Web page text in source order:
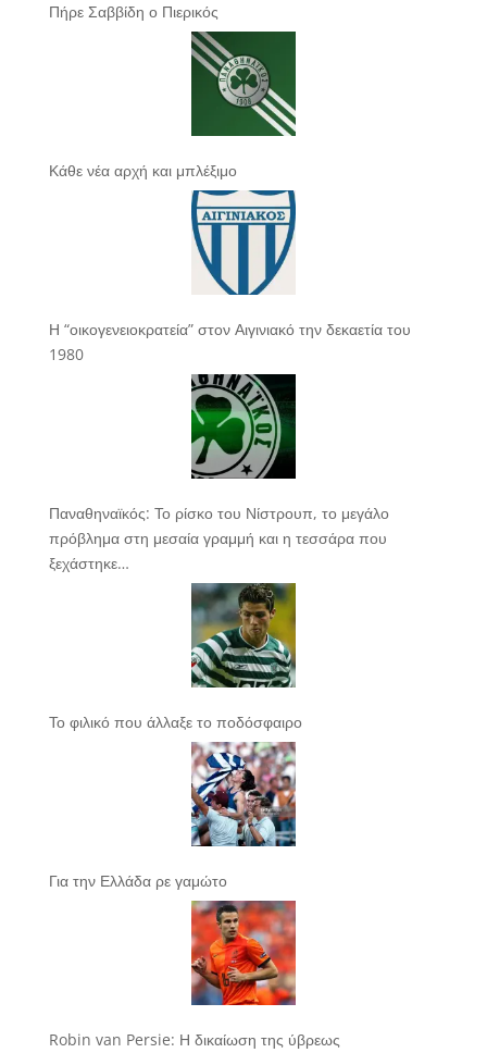
Πήρε Σαββίδη ο Πιερικός
Κάθε νέα αρχή και μπλέξιμο
Η “οικογενειοκρατεία” στον Αιγινιακό την δεκαετία του
1980
Παναθηναϊκός: Το ρίσκο του Νίστρουπ, το μεγάλο
πρόβλημα στη μεσαία γραμμή και η τεσσάρα που
ξεχάστηκε…
Το φιλικό που άλλαξε το ποδόσφαιρο
Για την Ελλάδα ρε γαμώτο
Robin van Persie: Η δικαίωση της ύβρεως